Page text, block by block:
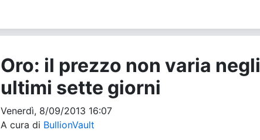
Oro: il prezzo non varia negli
ultimi sette giorni
Venerdì, 8/09/2013 16:07
A cura di BullionVault